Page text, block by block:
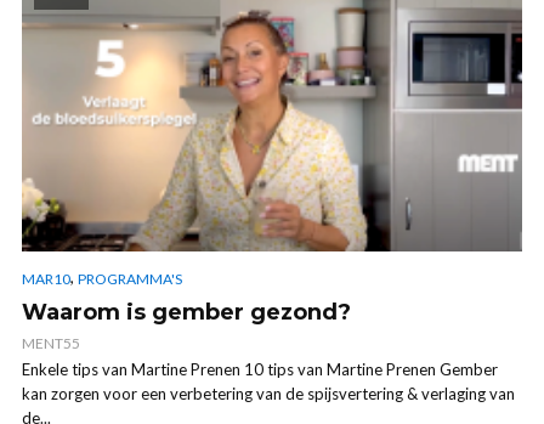
MAR10, PROGRAMMA'S
Waarom is gember gezond?
MENT55
Enkele tips van Martine Prenen 10 tips van Martine Prenen Gember
kan zorgen voor een verbetering van de spijsvertering & verlaging van
de...